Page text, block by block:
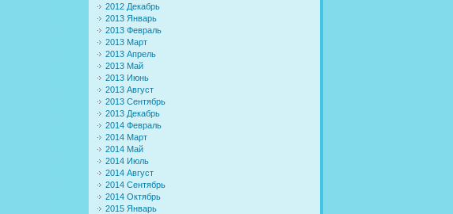
2012 Декабрь
2013 Январь
2013 Февраль
2013 Март
2013 Апрель
2013 Май
2013 Июнь
2013 Август
2013 Сентябрь
2013 Декабрь
2014 Февраль
2014 Март
2014 Май
2014 Июль
2014 Август
2014 Сентябрь
2014 Октябрь
2015 Январь